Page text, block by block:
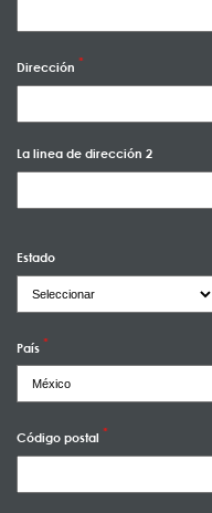
Dirección
La linea de dirección 2
Estado
País
Código postal